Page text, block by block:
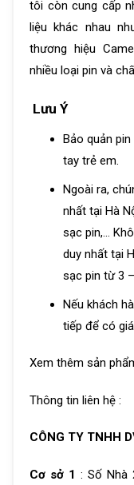
tôi còn cung cấp
liệu khác nhau
thương hiệu
nhiều loại pin và
Lưu Ý
Bảo quản
tay trẻ em.
Ngoài ra,
nhất tại Hà
sạc pin,…
duy nhất tại
sạc pin từ 3
Nếu khách
tiếp để có
Xem thêm sản
Thông tin liên hệ :
CÔNG TY TNHH
Cơ sở 1 : Số Nhà